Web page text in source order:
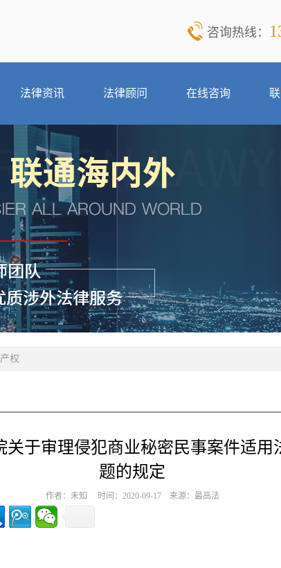
咨询热线：
法律资讯 法律顾问 在线咨询
权
关于审理侵犯商业秘密民事案件适用
题的规定
作者：未知 时间：2020-09-17 来源：最高法